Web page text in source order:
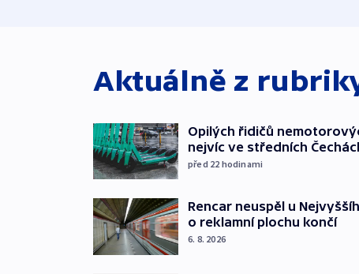
Aktuálně z
Opilých řidičů
nejvíc ve středních
před 22 hodinami
Rencar neuspěl u
o reklamní plochu končí
6. 8. 2026